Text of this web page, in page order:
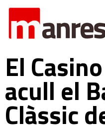
El
acull el
Clàssic